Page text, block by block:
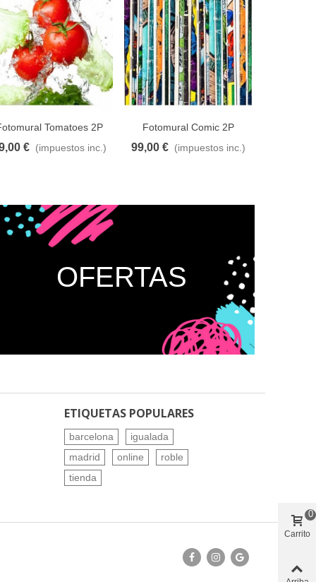
al carrito A lista de deseos
Tomatoes 2P
€ (impuestos inc.) Añadir al carrito A lista de deseos
Fotomural Comic 2P
99,00 € (impuestos inc.)
OFERTAS
ETIQUETAS POPULARES
barcelona
igualada
madrid
online
roble
tienda
Carrito
0